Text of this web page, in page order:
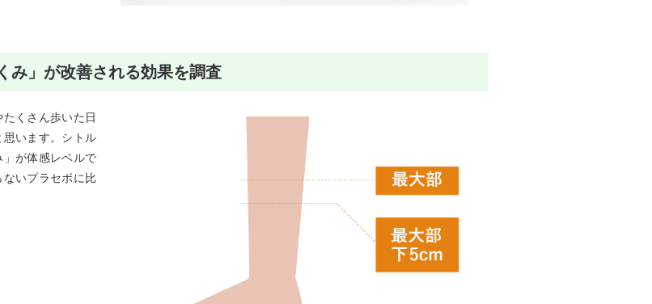
み」が改善される効果を調査
くさん歩いた日
います。シトル
」が体感レベルで
いプラセボに比